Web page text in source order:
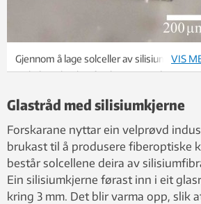
Gjennom å lage solceller av silisiumfibre
innbakt i glas, har forskarane produsert
silisium enn det som brukes i dagens
kommersielle produkt. Foto: Fredrik A.
Martinsen
VIS
Glastråd med silisiumkjerne
Forskarane nyttar ein velprøvd
brukast til å produsere fiberoptiske
består solcellene deira av
Ein silisiumkjerne førast inn i eit
kring 3 mm. Det blir ­varma opp, slik